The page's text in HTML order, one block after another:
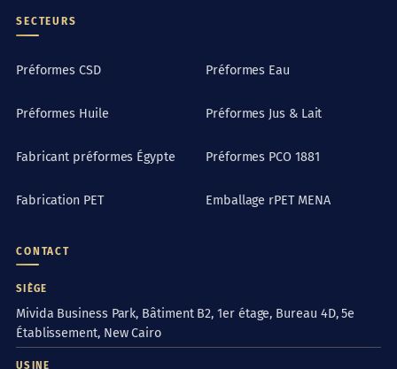
SECTEURS
Préformes CSD Préformes Eau
Préformes Huile Préformes Jus & Lait
Fabricant préformes Égypte Préformes PCO 1881
Fabrication PET Emballage rPET MENA
CONTACT
SIÈGE
Mivida Business Park, Bâtiment B2, 1er étage, Bureau 4D, 5e
Établissement, New Cairo
USINE